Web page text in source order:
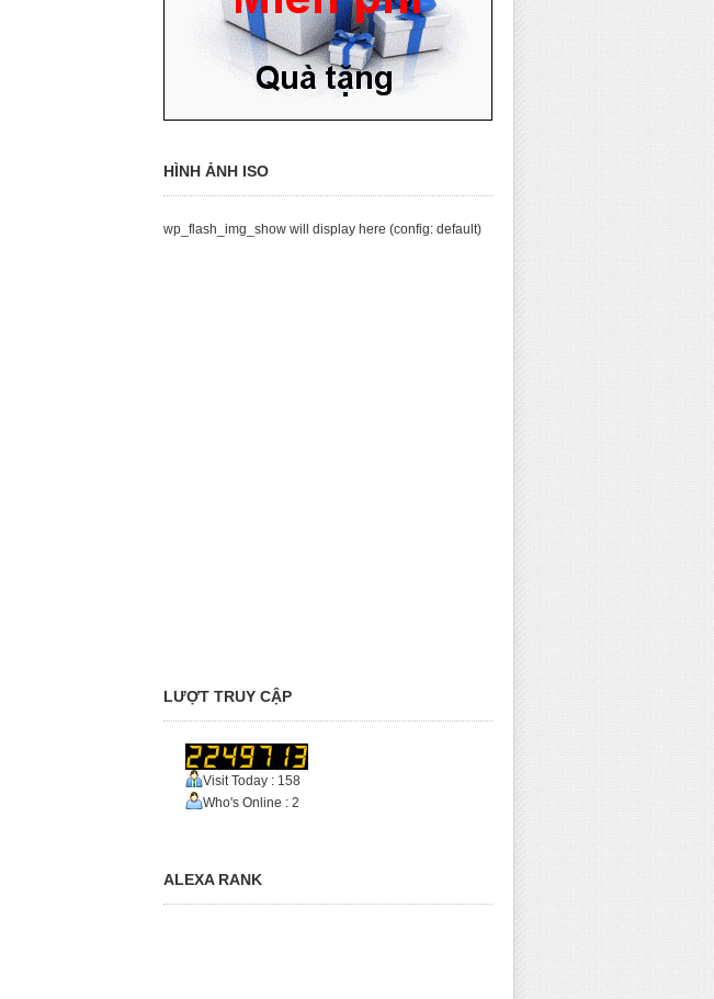
HÌNH ẢNH ISO
wp_flash_img_show will display here (config: default)
LƯỢT TRUY CẬP
Visit Today : 158
Who's Online : 2
ALEXA RANK